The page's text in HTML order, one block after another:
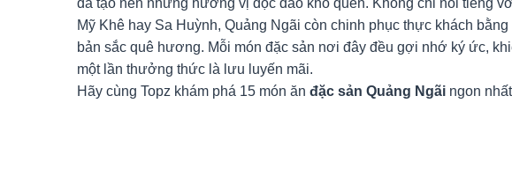
đã tạo nên những hương vị độc đáo khó quên. Không chỉ nổi tiếng
Mỹ Khê hay Sa Huỳnh, Quảng Ngãi còn chinh phục thực khách
bản sắc quê hương. Mỗi món đặc sản nơi đây đều gợi nhớ ký ức,
một lần thưởng thức là lưu luyến mãi.
Hãy cùng Topz khám phá 15 món ăn đặc sản Quảng Ngãi ngon